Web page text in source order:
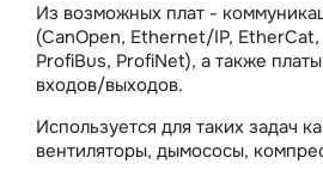
Из возможных плат -
(CanOpen, Ethernet/IP, EtherCat,
ProfiBus, ProfiNet), а также
входов/выходов.
Используется для таких задач
вентиляторы, дымососы,